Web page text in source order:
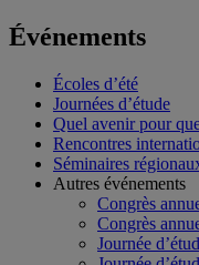
Événements
Écoles d’été
Journées d’étude
Quel avenir pour
Rencontres
Séminaires
Autres événements
Congrès
Congrès
Journée